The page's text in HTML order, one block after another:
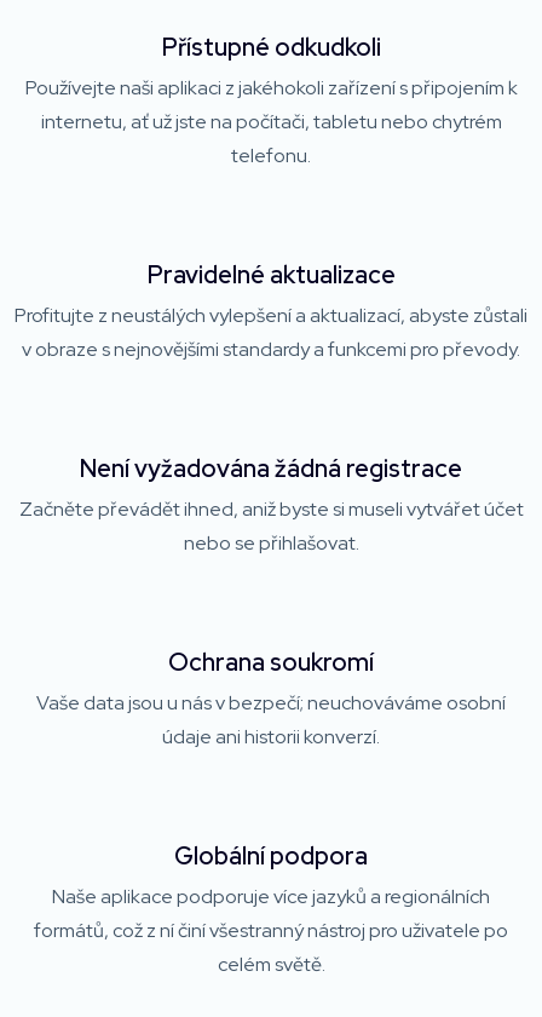
Přístupné odkudkoli
Používejte naši aplikaci z jakéhokoli zařízení s připojením k
internetu, ať už jste na počítači, tabletu nebo chytrém
telefonu.
Pravidelné aktualizace
Profitujte z neustálých vylepšení a aktualizací, abyste zůstali
v obraze s nejnovějšími standardy a funkcemi pro převody.
Není vyžadována žádná registrace
Začněte převádět ihned, aniž byste si museli vytvářet účet
nebo se přihlašovat.
Ochrana soukromí
Vaše data jsou u nás v bezpečí; neuchováváme osobní
údaje ani historii konverzí.
Globální podpora
Naše aplikace podporuje více jazyků a regionálních
formátů, což z ní činí všestranný nástroj pro uživatele po
celém světě.